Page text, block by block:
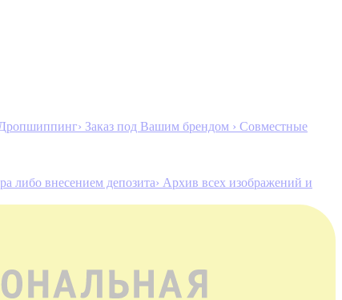
› Заказ под Вашим брендом › Совместные
либо внесением депозита› Архив всех изображений и